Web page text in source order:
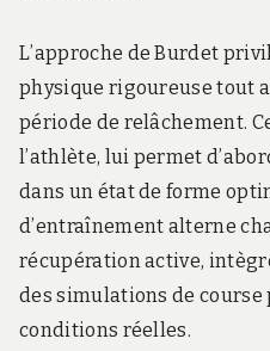
L’approche de Burdet
physique rigoureuse tout
période de relâchement.
l’athlète, lui permet
dans un état de forme
d’entraînement alterne
récupération active,
des simulations de
conditions réelles.